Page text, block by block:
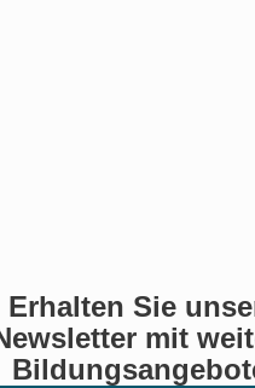
Erhalten Sie
mit